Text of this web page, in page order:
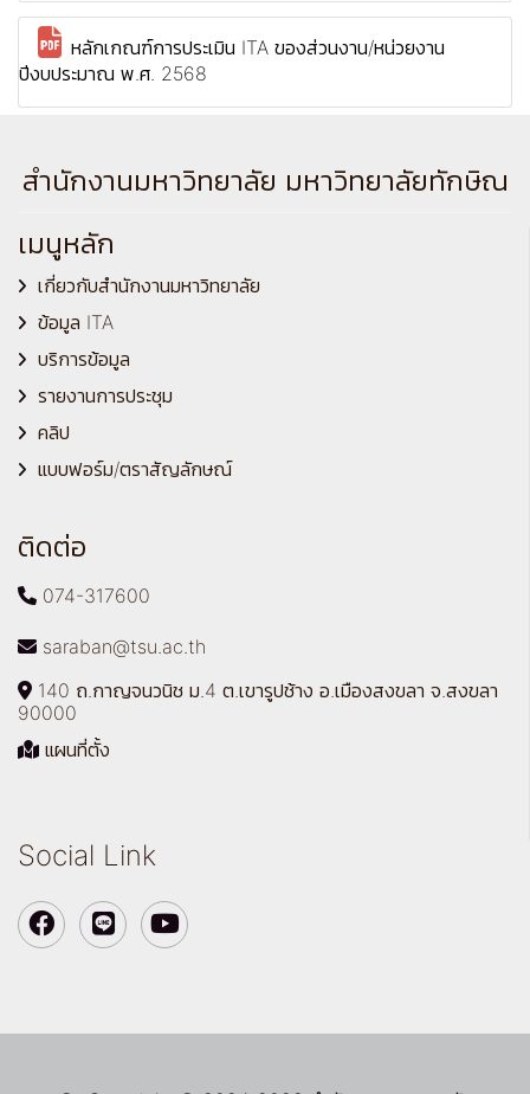
หลักเกณฑ์การประเมิน ITA ของส่วนงาน/หน่วยงาน
ปีงบประมาณ พ.ศ. 2568
สำนักงานมหาวิทยาลัย มหาวิทยาลัยทักษิณ
เมนูหลัก
เกี่ยวกับสำนักงานมหาวิทยาลัย
ข้อมูล ITA
บริการข้อมูล
รายงานการประชุม
คลิป
แบบฟอร์ม/ตราสัญลักษณ์
ติดต่อ
074-317600
saraban@tsu.ac.th
140 ถ.กาญจนวนิช ม.4 ต.เขารูปช้าง อ.เมืองสงขลา จ.สงขลา
90000
แผนที่ตั้ง
Social Link